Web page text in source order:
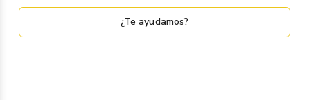
¿Te ayudamos?